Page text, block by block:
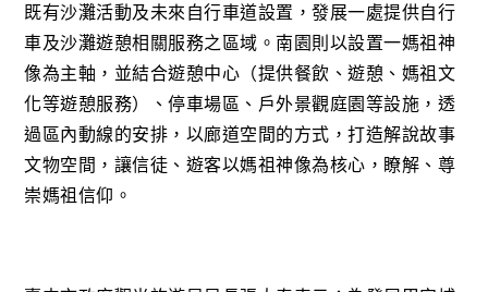
既有沙灘活動及未來自行車道設置，發展一處提供自行
車及沙灘遊憩相關服務之區域。南園則以設置一媽祖神
像為主軸，並結合遊憩中心（提供餐飲、遊憩、媽祖文
化等遊憩服務）、停車場區、戶外景觀庭園等設施，透
過區內動線的安排，以廊道空間的方式，打造解說故事
文物空間，讓信徒、遊客以媽祖神像為核心，瞭解、尊
崇媽祖信仰。